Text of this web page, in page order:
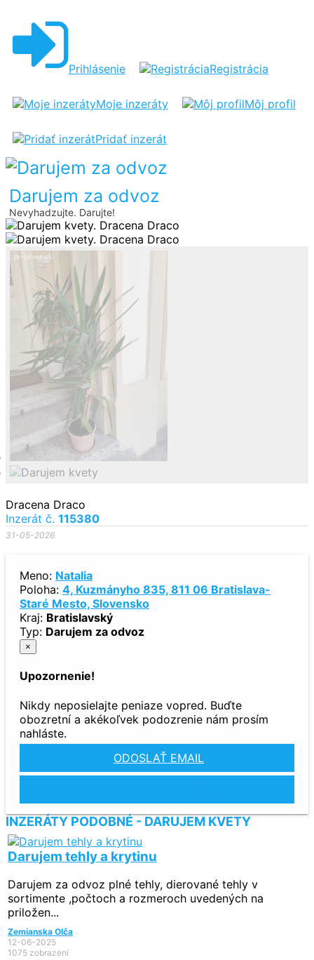
Prihlásenie Registrácia
Moje inzeráty Môj profil
Pridať inzerát
Darujem za odvoz
Nevyhadzujte. Darujte!
Dracena Draco
Inzerát č. 115380
31-05-2026
Meno: Natalia
Poloha: 4, Kuzmányho 835, 811 06 Bratislava-
Staré Mesto, Slovensko
Kraj: Bratislavský
Typ: Darujem za odvoz
×
Upozornenie!
Nikdy neposielajte peniaze vopred. Buďte
obozretní a akékoľvek podozrenie nám prosím
nahláste.
ODOSLAŤ EMAIL
INZERÁTY PODOBNÉ - DARUJEM KVETY
Darujem tehly a krytinu
Darujem za odvoz plné tehly, dierované tehly v
sortimente ,počtoch a rozmeroch uvedených na
priložen...
Zemianska Olča
12-06-2025
1075 zobrazení